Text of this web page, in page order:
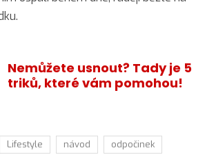
Nemůžete usnout? Tady je 5
triků, které vám pomohou!
Lifestyle návod
odpočinek